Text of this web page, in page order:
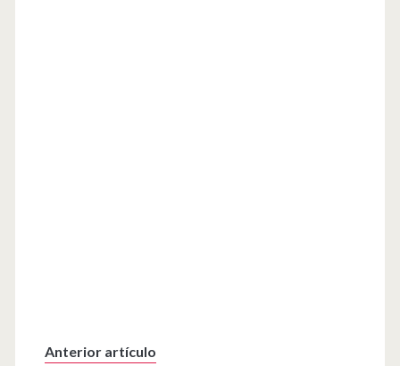
Anterior artículo